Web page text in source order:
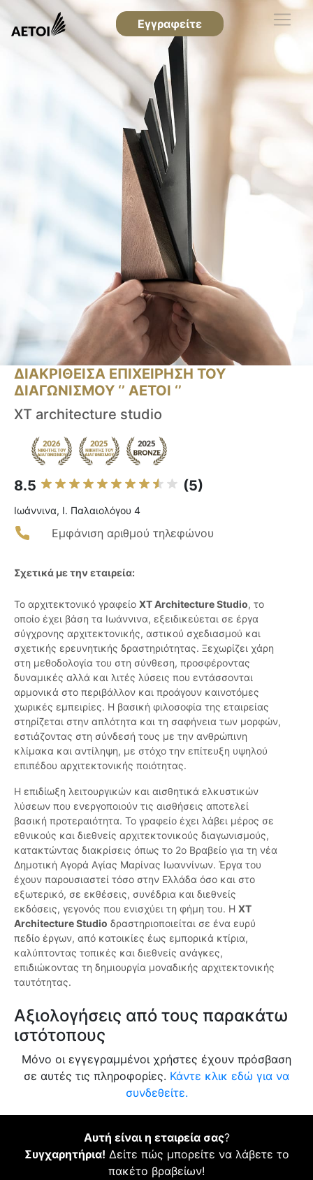
Εγγραφείτε
ΔΙΑΚΡΙΘΕΙΣΑ ΕΠΙΧΕΙΡΗΣΗ ΤΟΥ
ΔΙΑΓΩΝΙΣΜΟΥ ‘’ ΑΕΤΟΙ ‘’
XT architecture studio
8.5 (5)
Ιωάννινα, Ι. Παλαιολόγου 4
Εμφάνιση αριθμού τηλεφώνου
Σχετικά με την εταιρεία:
Το αρχιτεκτονικό γραφείο XT Architecture Studio, το
οποίο έχει βάση τα Ιωάννινα, εξειδικεύεται σε έργα
σύγχρονης αρχιτεκτονικής, αστικού σχεδιασμού και
σχετικής ερευνητικής δραστηριότητας. Ξεχωρίζει χάρη
στη μεθοδολογία του στη σύνθεση, προσφέροντας
δυναμικές αλλά και λιτές λύσεις που εντάσσονται
αρμονικά στο περιβάλλον και προάγουν καινοτόμες
χωρικές εμπειρίες. Η βασική φιλοσοφία της εταιρείας
στηρίζεται στην απλότητα και τη σαφήνεια των μορφών,
εστιάζοντας στη σύνδεσή τους με την ανθρώπινη
κλίμακα και αντίληψη, με στόχο την επίτευξη υψηλού
επιπέδου αρχιτεκτονικής ποιότητας.
Η επιδίωξη λειτουργικών και αισθητικά ελκυστικών
λύσεων που ενεργοποιούν τις αισθήσεις αποτελεί
βασική προτεραιότητα. Το γραφείο έχει λάβει μέρος σε
εθνικούς και διεθνείς αρχιτεκτονικούς διαγωνισμούς,
κατακτώντας διακρίσεις όπως το 2ο Βραβείο για τη νέα
Δημοτική Αγορά Αγίας Μαρίνας Ιωαννίνων. Έργα του
έχουν παρουσιαστεί τόσο στην Ελλάδα όσο και στο
εξωτερικό, σε εκθέσεις, συνέδρια και διεθνείς
εκδόσεις, γεγονός που ενισχύει τη φήμη του. Η XT
Architecture Studio δραστηριοποιείται σε ένα ευρύ
πεδίο έργων, από κατοικίες έως εμπορικά κτίρια,
καλύπτοντας τοπικές και διεθνείς ανάγκες,
επιδιώκοντας τη δημιουργία μοναδικής αρχιτεκτονικής
ταυτότητας.
Αξιολογήσεις από τους παρακάτω
ιστότοπους
Μόνο οι εγγεγραμμένοι χρήστες έχουν πρόσβαση
σε αυτές τις πληροφορίες. Κάντε κλικ εδώ για να
συνδεθείτε.
Αυτή είναι η εταιρεία σας?
Συγχαρητήρια! Δείτε πώς μπορείτε να λάβετε το
πακέτο βραβείων!